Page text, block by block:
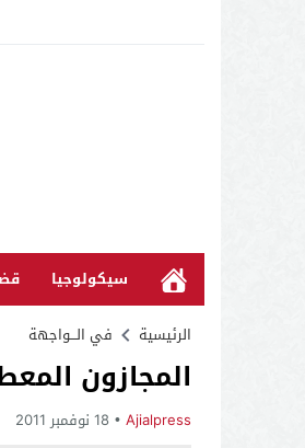
سيكولوجيا
الرئيسية في الـــواجهة
المجازون
Ajialpress 18 نوفمبر 2011